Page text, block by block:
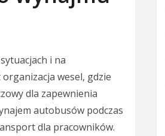
i na
wesel, gdzie
dla zapewnienia
autobusów podczas
dla pracowników.